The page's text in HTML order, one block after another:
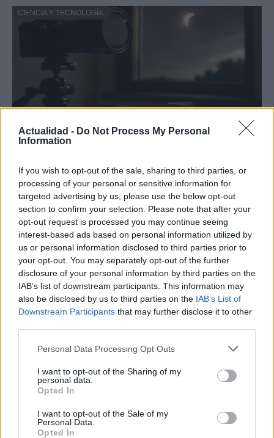
Actualidad - Do Not Process My Personal
Information
If you wish to opt-out of the sale, sharing to third parties, or
processing of your personal or sensitive information for
targeted advertising by us, please use the below opt-out
section to confirm your selection. Please note that after your
opt-out request is processed you may continue seeing
interest-based ads based on personal information utilized by
us or personal information disclosed to third parties prior to
your opt-out. You may separately opt-out of the further
disclosure of your personal information by third parties on the
IAB’s list of downstream participants. This information may
also be disclosed by us to third parties on the IAB’s List of
Downstream Participants that may further disclose it to other
Please note that this website/app uses one or more Google
not limited to your visit or usage behaviour. You may click to
grant or deny consent to Google and its third-party tags to
use your data for below specified purposes in below Google
consent section.
Personal Data Processing Opt Outs
I want to opt-out of the Sharing of my
personal data.
Opted In
I want to opt-out of the Sale of my
Personal Data.
Opted In
CIENCIA Y TECNOLOGÍA
consejos para fotografiar eclipses solares
Un eclipse solar es un espectáculo natural que…
CIENCIA Y TECNOLOGÍA
Cómo elegir una carrera STEAM: perfiles
Descubre cómo elegir la mejor opción en STEAM:…